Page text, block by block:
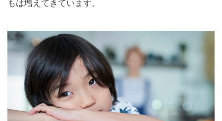
もは増えてきています。